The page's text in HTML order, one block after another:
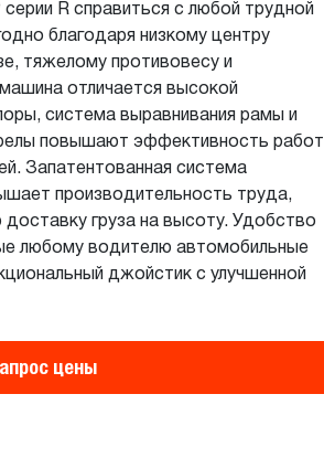
R справиться с любой трудной
благодаря низкому центру
тяжелому противовесу и
отличается высокой
система выравнивания рамы и
повышают эффективность работ
Запатентованная система
производительность труда,
груза на высоту. Удобство
любому водителю автомобильные
джойстик с улучшенной
цены